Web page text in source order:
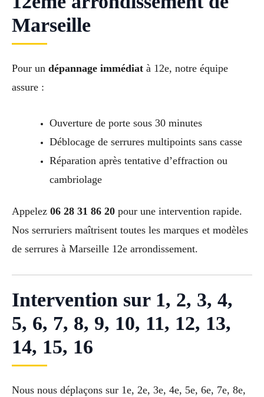
Marseille
Pour un dépannage immédiat à 12e, notre équipe
assure :
Ouverture de porte sous 30 minutes
Déblocage de serrures multipoints sans casse
Réparation après tentative d’effraction ou
cambriolage
Appelez 06 28 31 86 20 pour une intervention rapide.
Nos serruriers maîtrisent toutes les marques et modèles
de serrures à Marseille 12e arrondissement.
Intervention sur 1, 2, 3, 4,
5, 6, 7, 8, 9, 10, 11, 12, 13,
14, 15, 16
Nous nous déplaçons sur 1e, 2e, 3e, 4e, 5e, 6e, 7e, 8e,